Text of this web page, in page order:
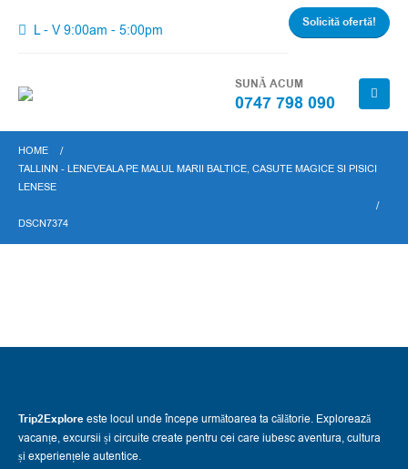
L - V 9:00am - 5:00pm Solicită ofertă!
SUNĂ ACUM
0747 798 090
HOME
TALLINN - LENEVEALA PE MALUL MARII BALTICE, CASUTE MAGICE SI PISICI
LENESE
DSCN7374
Trip2Exploreeste locul unde începe următoarea ta călătorie. Explorează
vacanțe, excursii și circuite create pentru cei care iubesc aventura, cultura
și experiențele autentice.